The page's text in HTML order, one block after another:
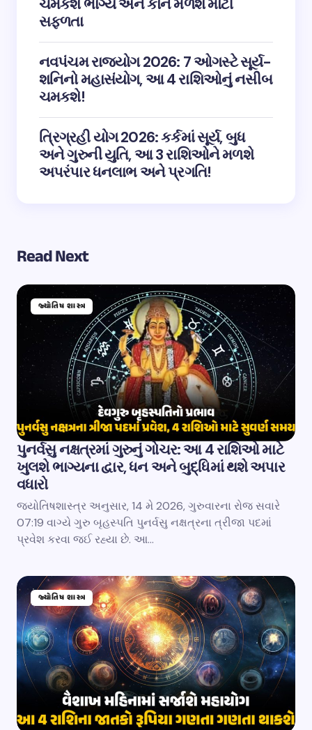
ચમકશે ભાગ્ય અને કોને મળશે મોટી
સફળતા
નવપંચમ રાજયોગ 2026: 7 ઓગસ્ટે સૂર્ય-
શનિનો મહાસંયોગ, આ 4 રાશિઓનું નસીબ
ચમકશે!
ત્રિગ્રહી યોગ 2026: કર્કમાં સૂર્ય, બુધ
અને ગુરુની યુતિ, આ 3 રાશિઓને મળશે
અપરંપાર ધનલાભ અને પ્રગતિ!
Read Next
જ્યોતિષ શાસ્ત્ર
પુનર્વસુ નક્ષત્રમાં ગુરુનું ગોચર: આ 4 રાશિઓ માટે
ખુલશે ભાગ્યના દ્વાર, ધન અને બુદ્ધિમાં થશે અપાર
વધારો
જ્યોતિષશાસ્ત્ર અનુસાર, 14 મે 2026, ગુરુવારના રોજ સવારે
07:19 વાગ્યે ગુરુ બૃહસ્પતિ પુનર્વસુ નક્ષત્રના ત્રીજા પદમાં
પ્રવેશ કરવા જઈ રહ્યા છે. આ…
જ્યોતિષ શાસ્ત્ર